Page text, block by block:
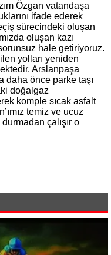
Özgan vatandaşa
ifade ederek
sürecindeki oluşan
oluşan kazı
hale getiriyoruz.
yolları yeniden
Arslanpaşa
daha önce parke taşı
doğalgaz
komple sıcak asfalt
temiz ve ucuz
çalışır o